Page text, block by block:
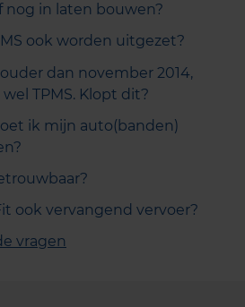
nog in laten bouwen?
ook worden uitgezet?
dan november 2014,
TPMS. Klopt dit?
ik mijn auto(banden)
ook vervangend vervoer?
vragen